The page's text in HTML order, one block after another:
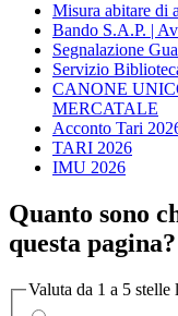
Misura abitare di
Bando S.A.P. |
Segnalazione
Servizio
CANONE
MERCATALE
Acconto Tari
TARI 2026
IMU 2026
Quanto sono
questa pagina?
Valuta da 1 a 5 stelle